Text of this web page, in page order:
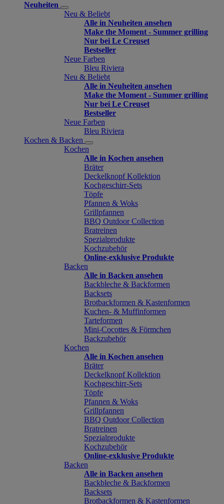
Neuheiten
Neu & Beliebt
Alle in Neuheiten ansehen
Make the Moment - Summer grilling
Nur bei Le Creuset
Bestseller
Neue Farben
Bleu Riviera
Neu & Beliebt
Alle in Neuheiten ansehen
Make the Moment - Summer grilling
Nur bei Le Creuset
Bestseller
Neue Farben
Bleu Riviera
Kochen & Backen
Kochen
Alle in Kochen ansehen
Bräter
Deckelknopf Kollektion
Kochgeschirr-Sets
Töpfe
Pfannen & Woks
Grillpfannen
BBQ Outdoor Collection
Bratreinen
Spezialprodukte
Kochzubehör
Online-exklusive Produkte
Backen
Alle in Backen ansehen
Backbleche & Backformen
Backsets
Brotbackformen & Kastenformen
Kuchen- & Muffinformen
Tarteformen
Mini-Cocottes & Förmchen
Backzubehör
Kochen
Alle in Kochen ansehen
Bräter
Deckelknopf Kollektion
Kochgeschirr-Sets
Töpfe
Pfannen & Woks
Grillpfannen
BBQ Outdoor Collection
Bratreinen
Spezialprodukte
Kochzubehör
Online-exklusive Produkte
Backen
Alle in Backen ansehen
Backbleche & Backformen
Backsets
Brotbackformen & Kastenformen